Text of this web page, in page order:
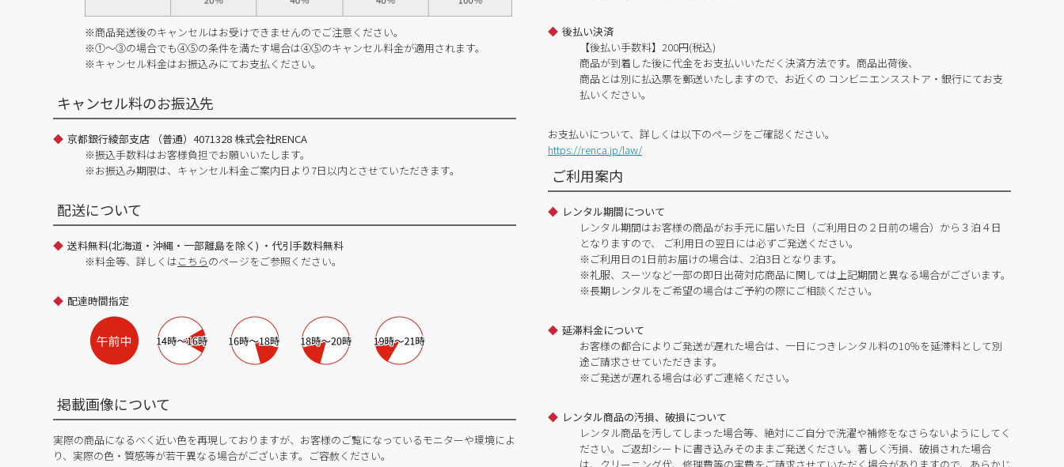
※商品発送後のキャンセルはお受けできませんのでご注意ください。
※①～③の場合でも④⑤の条件を満たす場合は④⑤のキャンセル料金が適用されます。
※キャンセル料金はお振込みにてお支払ください。
キャンセル料のお振込先
京都銀行綾部支店 （普通）4071328 株式会社RENCA
※振込手数料はお客様負担でお願いいたします。
※お振込み期限は、キャンセル料金ご案内日より7日以内とさせていただきます。
配送について
送料無料(北海道・沖縄・一部離島を除く) ・代引手数料無料
※料金等、詳しくはこちらのページをご参照ください。
配達時間指定
掲載画像について
実際の商品になるべく近い色を再現しておりますが、お客様のご覧になっているモニターや環境によ
り、実際の色・質感等が若干異なる場合がございます。ご容赦ください。
後払い決済
【後払い手数料】200円(税込)
商品が到着した後に代金をお支払いいただく決済方法です。商品出荷後、
商品とは別に払込票を郵送いたしますので、お近くの コンビニエンスストア・銀行にてお支
払いください。
お支払いについて、詳しくは以下のページをご確認ください。
https://renca.jp/law/
ご利用案内
レンタル期間について
レンタル期間はお客様の商品がお手元に届いた日（ご利用日の２日前の場合）から３泊４日
となりますので、 ご利用日の翌日には必ずご発送ください。
※ご利用日の1日前お届けの場合は、2泊3日となります。
※礼服、スーツなど一部の即日出荷対応商品に関しては上記期間と異なる場合がございます。
※長期レンタルをご希望の場合はご予約の際にご相談ください。
延滞料金について
お客様の都合によりご発送が遅れた場合は、一日につきレンタル料の10％を延滞料として別
途ご請求させていただきます。
※ご発送が遅れる場合は必ずご連絡ください。
レンタル商品の汚損、破損について
レンタル商品を汚してしまった場合等、絶対にご自分で洗濯や補修をなさらないようにしてく
ださい。ご返却シートに書き込みそのままご発送ください。著しく汚損、破損された場合